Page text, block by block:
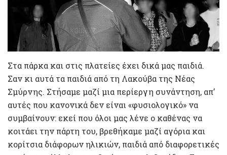
Στα πάρκα και στις πλατείες έχει δικά μας παιδιά.
Σαν κι αυτά τα παιδιά από τη Λακούβα της Νέας
Σμύρνης. Στήσαμε μαζί μια περίεργη συνάντηση, απ’
αυτές που κανονικά δεν είναι «φυσιολογικό» να
συμβαίνουν: εκεί που όλοι μας λένε ο καθένας να
κοιτάει την πάρτη του, βρεθήκαμε μαζί αγόρια και
κορίτσια διάφορων ηλικιών, παιδιά από διαφορετικές